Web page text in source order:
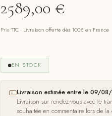
2589,00 €
Prix TTC · Livraison offerte dès 100€ en France
EN STOCK
Livraison estimée entre le 09/
Livraison sur rendez-vous avec le
souhaitée en commentaire lors de la